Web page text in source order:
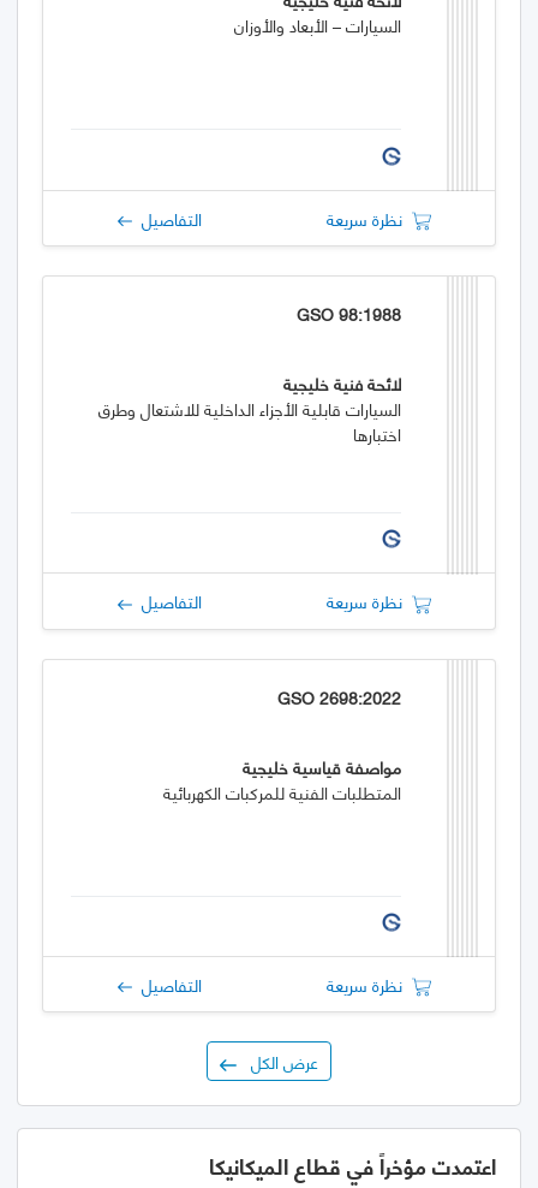
السيارات – الأبعاد والأوزان
نظرة سريعة التفاصيل
GSO 98:1988
لائحة فنية خليجية
السيارات قابلية الأجزاء الداخلية للاشتعال وطرق
اختبارها
نظرة سريعة التفاصيل
GSO 2698:2022
مواصفة قياسية خليجية
المتطلبات الفنية للمركبات الكهربائية
نظرة سريعة التفاصيل
عرض الكل
اعتمدت مؤخراً في قطاع الميكانيكا